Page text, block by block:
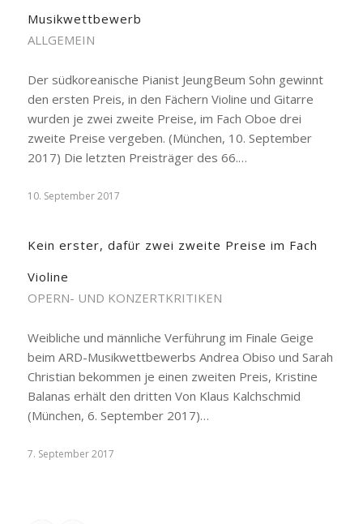
Musikwettbewerb
ALLGEMEIN
Der südkoreanische Pianist JeungBeum Sohn gewinnt
den ersten Preis, in den Fächern Violine und Gitarre
wurden je zwei zweite Preise, im Fach Oboe drei
zweite Preise vergeben. (München, 10. September
2017) Die letzten Preisträger des 66.…
10. September 2017
Kein erster, dafür zwei zweite Preise im Fach
Violine
OPERN- UND KONZERTKRITIKEN
Weibliche und männliche Verführung im Finale Geige
beim ARD-Musikwettbewerbs Andrea Obiso und Sarah
Christian bekommen je einen zweiten Preis, Kristine
Balanas erhält den dritten Von Klaus Kalchschmid
(München, 6. September 2017)…
7. September 2017